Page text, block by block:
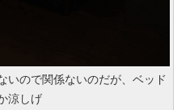
いので関係ないのだが、ベッド
涼しげ